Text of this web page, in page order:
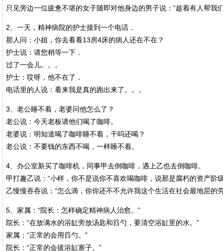
只见旁边一位疲惫不堪的女子随即对他身边的男子说：“趁着有人帮我
2、一天，精神病院的护士接到一个电话．
那人问：小姐，你去看看13房4床的病人还在不在？
护士说：请您稍等一下．
过了一会儿。。。
护士：哎呀，他不在了．
电话里的人说：看来我是真的跑出来了。。。
3、老公睡不着，老婆问他怎么了？
老公说：今天老板请他们喝了咖啡。
老婆说：明知道喝了咖啡睡不着，干吗还喝？
老公说：不要钱的东西不喝，一样睡不着。
4、办公室新买了咖啡机，同事甲去倒咖啡，遇上乙也去倒咖啡。
甲打趣乙说：“小样，你不是说你不喜欢喝咖啡，说那是腐朽的资产阶
乙慢慢吞吞说：“怎么滴，你你还不不允许我这个生活在社会最地层
5、家属：“院长：怎样确定精神病人治愈。”
院长：“在放满水的浴缸旁放汤匙和舀勺，要清空浴缸里的水。”
家属：“正常的会用舀勺。”
院长：“正常的会拔浴缸塞子。”